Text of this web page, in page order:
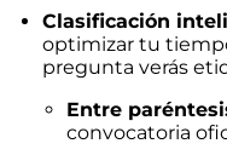
Clasificación
optimizar tu
pregunta verás
Entre
convocatoria